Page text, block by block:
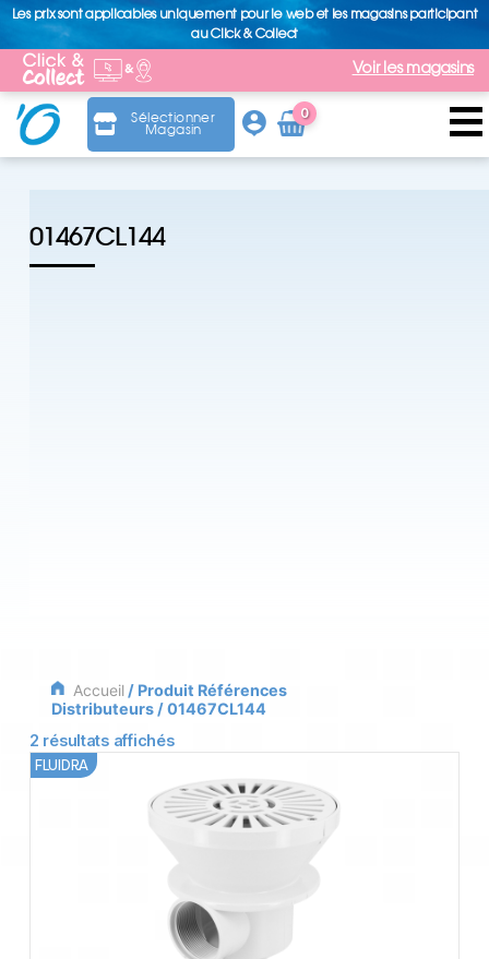
Les prix sont applicables uniquement pour le web et les magasins participant
au Click & Collect
Voir les magasins
Sélectionner
Magasin
0
Arti
cle
01467CL144
Accueil/ Produit Références
Distributeurs / 01467CL144
2 résultats affichés
FLUIDRA